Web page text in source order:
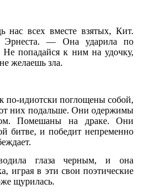
всех вместе взятых, Кит.
Эрнеста. — Она ударила по
попадайся к ним на удочку,
желаешь зла.
по-идиотски поглощены собой,
них подальше. Они одержимы
Помешаны на драке. Они
битве, и победит непременно
глаза черным, и она
играя в эти свои поэтические
щурилась.